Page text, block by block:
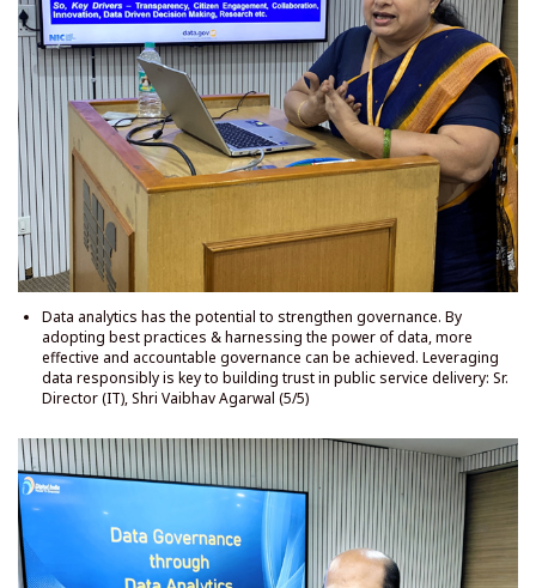
डेटा एनालिटिक्स में शासन को मजबूत करने की क्षमता है। सर्वोत्तम प्रथाओं को अपनाकर और
डेटा की शक्ति का उपयोग करके, अधिक प्रभावी और जवाबदेह शासन प्राप्त किया जा सकता
है। सार्वजनिक सेवा वितरण में विश्वास पैदा करने के लिए डेटा का जिम्मेदारी से लाभ उठाना
महत्वपूर्ण हैः वरिष्ठ निदेशक (आईटी), श्री वैभव अग्रवाल (5/5)